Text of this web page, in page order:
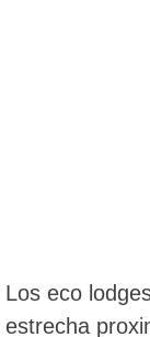
Los eco
estrecha